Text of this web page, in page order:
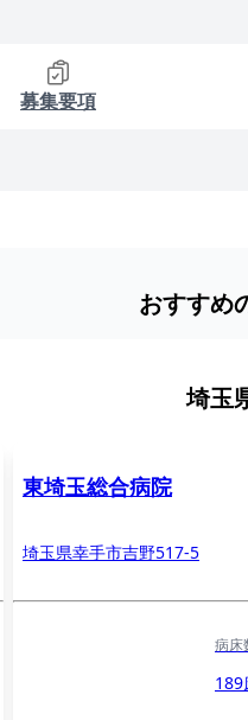
募集要項
おすすめ
埼玉
東埼玉総合病院
埼玉県幸手市吉野517-5
病床
189